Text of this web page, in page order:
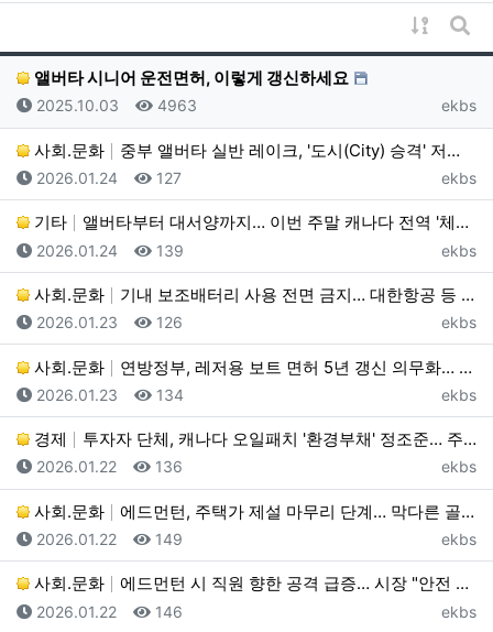
게시물
게
앨버타 시니어 운전면허, 이렇게 갱신하세요
등록자
ekbs
등록일
2025.10.03 조회
4963
사회.문화 중부 앨버타 실반 레이크, '도시(City) 승격' 저…
등록자
ekbs
등록일
2026.01.24 조회
127
기타 앨버타부터 대서양까지… 이번 주말 캐나다 전역 '체감 …
등록자
ekbs
등록일
2026.01.24 조회
139
사회.문화 기내 보조배터리 사용 전면 금지… 대한항공 등 5개사 …
등록자
ekbs
등록일
2026.01.23 조회
126
사회.문화 연방정부, 레저용 보트 면허 5년 갱신 의무화… 유기 …
등록자
ekbs
등록일
2026.01.23 조회
134
경제 투자자 단체, 캐나다 오일패치 '환경부채' 정조준… 주…
등록자
ekbs
등록일
2026.01.22 조회
136
사회.문화 에드먼턴, 주택가 제설 마무리 단계… 막다른 골목(cu…
등록자
ekbs
등록일
2026.01.22 조회
149
사회.문화 에드먼턴 시 직원 향한 공격 급증… 시장 "안전 위협,…
등록자
ekbs
등록일
2026.01.22 조회
146